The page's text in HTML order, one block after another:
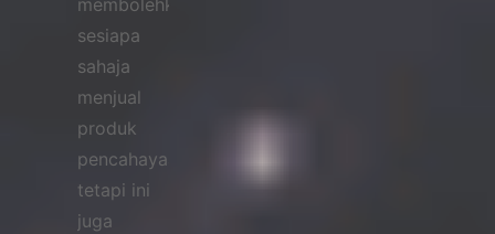
membolehkan
sesiapa
sahaja
menjual
produk
pencahayaan,
tetapi ini
juga